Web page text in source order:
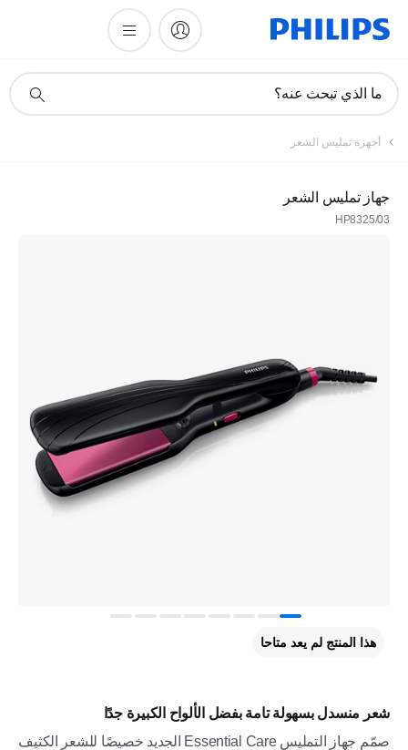
دعم
ما الذي تبحث عنه؟
أجهزة تمليس الشعر
جهاز تمليس الشعر
HP8325/03
شعر منسدل بسهولة تامة بفضل الألواح الكبيرة جدًا
صمّم جهاز التمليس Essential Care الجديد خصيصًا للشعر الكثيف
هذا المنتج لم يعد متاحا